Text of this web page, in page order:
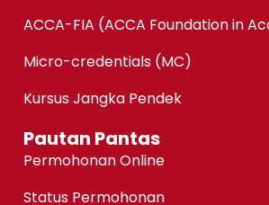
ACCA-FIA (ACCA Foundation in
Micro-credentials (MC)
Kursus Jangka Pendek
Pautan Pantas
Permohonan Online
Status Permohonan